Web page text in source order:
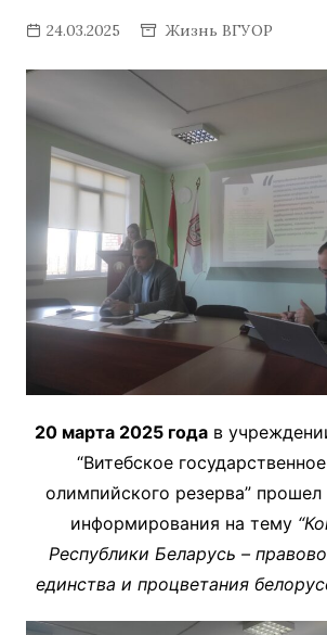
24.03.2025 Жизнь ВГУОР
20 марта 2025 годав
“Витебское
олимпийского резерва”
информирования на тему
Республики Беларусь –
единства и процветания